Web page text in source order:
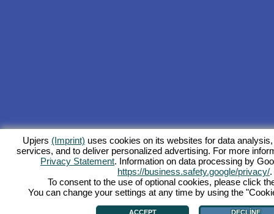
Upjers (Imprint) uses cookies on its websites for data
services, and to deliver personalized advertising. For more
Privacy Statement. Information on data processing by
https://business.safety.google/privacy/.
To consent to the use of optional cookies, please click
You can change your settings at any time by using the
ACCEPT DECLINE